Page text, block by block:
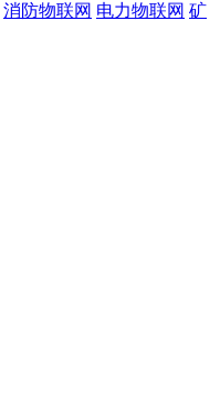
消防物联网 电力物联网 矿